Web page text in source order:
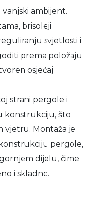
ambijent.
brisoleji
svjetlosti i
prema položaju
osjećaj
strani pergole i
konstrukciju, što
vjetru. Montaža je
pergole,
dijelu, čime
i skladno.